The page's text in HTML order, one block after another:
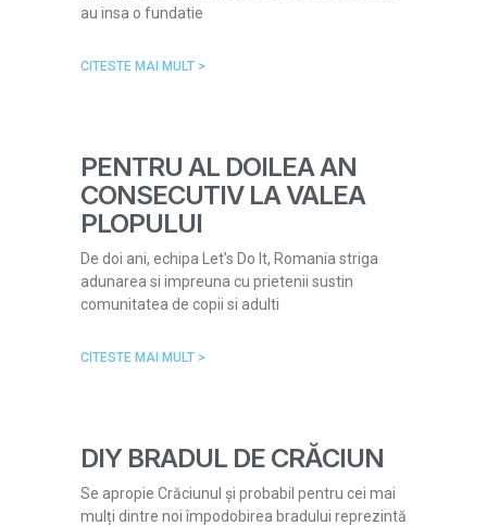
au insa o fundatie
CITESTE MAI MULT >
PENTRU AL DOILEA AN
CONSECUTIV LA VALEA
PLOPULUI
De doi ani, echipa Let’s Do It, Romania striga
adunarea si impreuna cu prietenii sustin
comunitatea de copii si adulti
CITESTE MAI MULT >
DIY BRADUL DE CRĂCIUN
Se apropie Crăciunul și probabil pentru cei mai
mulți dintre noi împodobirea bradului reprezintă